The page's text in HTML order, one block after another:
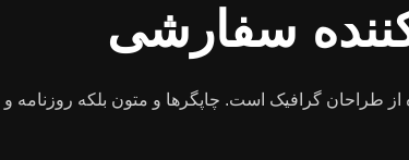
سفارشی
طراحان گرافیک است. چاپگرها و متون بلکه روزنامه و